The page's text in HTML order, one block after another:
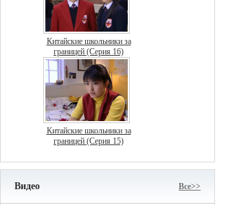
Китайские школьники за
границей (Серия 16)
Китайские школьники за
границей (Серия 15)
Видео Bce>>